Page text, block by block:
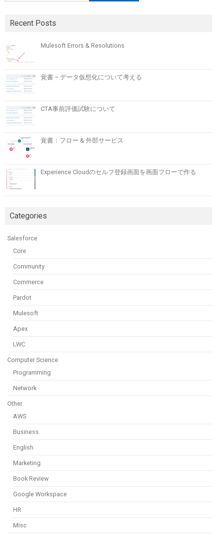
Recent Posts
Mulesoft Errors & Resolutions
覚書 – データ仮想化について考える
CTA事前評価試験について
覚書：フロー & 外部サービス
Experience Cloudのセルフ登録画面を画面フローで作る
Categories
Salesforce
Core
Community
Commerce
Pardot
Mulesoft
Apex
LWC
Computer Science
Programming
Network
Other
AWS
Business
English
Marketing
Book Review
Google Workspace
HR
Misc